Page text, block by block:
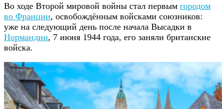
Во ходе Второй мировой войны стал первым городом
во Франции, освобождённым войсками союзников:
уже на следующий день после начала Высадки в
Нормандии, 7 июня 1944 года, его заняли британские
войска.